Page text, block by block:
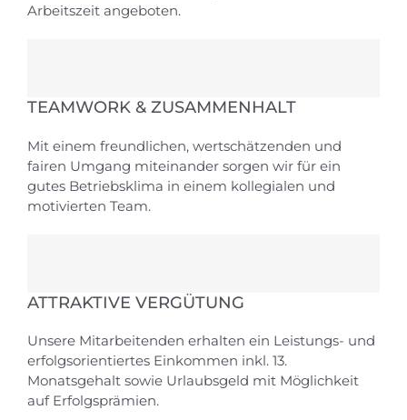
Arbeitszeit angeboten.
TEAMWORK & ZUSAMMENHALT
Mit einem freundlichen, wertschätzenden und
fairen Umgang miteinander sorgen wir für ein
gutes Betriebsklima in einem kollegialen und
motivierten Team.
ATTRAKTIVE VERGÜTUNG
Unsere Mitarbeitenden erhalten ein Leistungs- und
erfolgsorientiertes Einkommen inkl. 13.
Monatsgehalt sowie Urlaubsgeld mit Möglichkeit
auf Erfolgsprämien.